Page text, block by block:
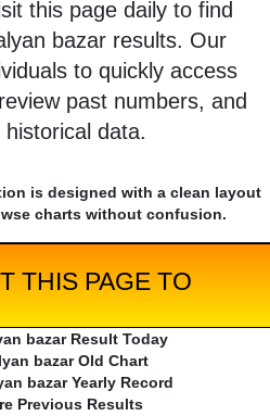
this page daily to find
bazar results. Our
to quickly access
past numbers, and
data.
is designed with a clean layout
charts without confusion.
THIS PAGE TO
bazar Result Today
bazar Old Chart
bazar Yearly Record
Previous Results